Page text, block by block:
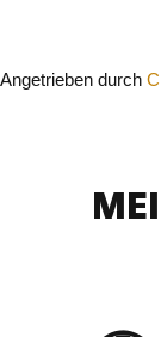
Angetrieben durch